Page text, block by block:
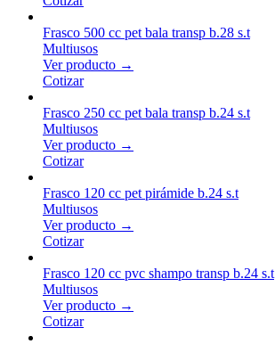
Frasco 500 cc pet bala transp b.28 s.t
Multiusos
Ver producto →
Cotizar
Frasco 250 cc pet bala transp b.24 s.t
Multiusos
Ver producto →
Cotizar
Frasco 120 cc pet pirámide b.24 s.t
Multiusos
Ver producto →
Cotizar
Frasco 120 cc pvc shampo transp b.24 s.t
Multiusos
Ver producto →
Cotizar